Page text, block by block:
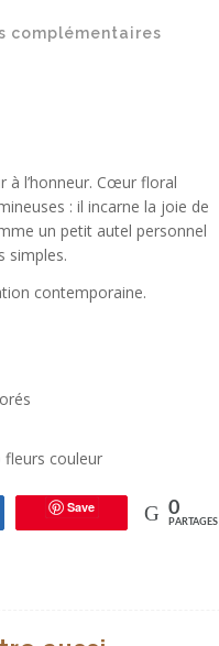
complémentaires
à l’honneur. Cœur floral
: il incarne la joie de
un petit autel personnel
simples.
contemporaine.
couleur
Save 0
PARTAGES